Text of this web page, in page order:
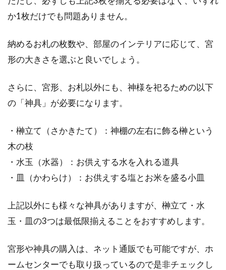
か1枚だけでも問題ありません。
納めるお札の枚数や、部屋のインテリアに応じて、宮
形の大きさを選ぶと良いでしょう。
さらに、宮形、お札以外にも、神様を祀るための以下
の「神具」が必要になります。
・榊立て（さかきたて）：神棚の左右に飾る榊という
木の枝
・水玉（水器）：お供えする水を入れる道具
・皿（かわらけ）：お供えする塩とお米を盛る小皿
上記以外にも様々な神具がありますが、榊立て・水
玉・皿の3つは最低限揃えることをおすすめします。
宮形や神具の購入は、ネット通販でも可能ですが、ホ
ームセンターでも取り扱っているので是非チェックし